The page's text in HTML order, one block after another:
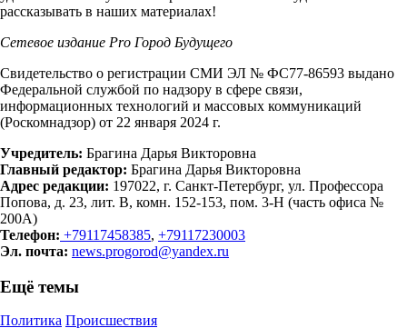
рассказывать в наших материалах!
Сетевое издание Рrо Город Будущего
Свидетельство о регистрации СМИ ЭЛ № ФС77-86593 выдано
Федеральной службой по надзору в сфере связи,
информационных технологий и массовых коммуникаций
(Роскомнадзор) от 22 января 2024 г.
Учредитель: Брагина Дарья Викторовна
Главный редактор: Брагина Дарья Викторовна
Адрес редакции: 197022, г. Санкт-Петербург, ул. Профессора
Попова, д. 23, лит. В, комн. 152-153, пом. 3-Н (часть офиса №
200А)
Телефон: +79117458385, +79117230003
Эл. почта: news.progorod@yandex.ru
Ещё темы
Политика Происшествия